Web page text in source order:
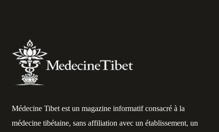
Médecine Tibet est un magazine informatif consacré à la
médecine tibétaine, sans affiliation avec un établissement, un